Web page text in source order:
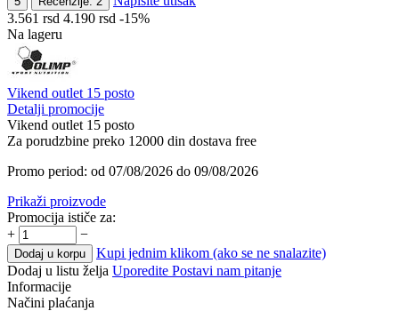
3.561 rsd 4.190 rsd -15%
Na lageru
Vikend outlet 15 posto
Detalji promocije
Vikend outlet 15 posto
Za porudzbine preko 12000 din dostava free
Promo period: od 07/08/2026 do 09/08/2026
Prikaži proizvode
Promocija ističe za:
+
−
Dodaj u korpu
Kupi jednim klikom (ako se ne snalazite)
Dodaj u listu želja Uporedite Postavi nam pitanje
Informacije
Načini plaćanja